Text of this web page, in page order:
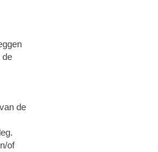
de
de
of